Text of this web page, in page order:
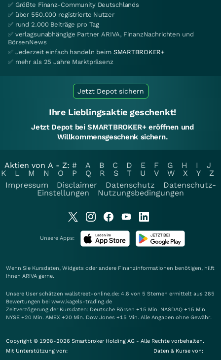
✅ Größte Finanz-Community Deutschlands
✅ über 550.000 registrierte Nutzer
✅ rund 2.000 Beiträge pro Tag
✅ verlagsunabhängige Partner ARIVA, FinanzNachrichten und
BörsenNews
✅ Jederzeit einfach handeln beim SMARTBROKER+
✅ mehr als 25 Jahre Marktpräsenz
Jetzt Depot sichern
Ihre Lieblingsaktie geschenkt!
Jetzt Depot bei SMARTBROKER+ eröffnen und
Willkommensgeschenk sichern.
Aktien von A - Z: # A B C D E F G H I
J
K
L M N O P Q R S T U V W X Y
Z
Impressum
Disclaimer Datenschutz
Datenschutz-
Einstellungen
Nutzungsbedingungen
Unsere Apps:
Wenn Sie Kursdaten, Widgets oder andere Finanzinformationen benötigen, hilft
Ihnen ARIVA gerne.
Unsere User schätzen wallstreet-online.de: 4.8 von 5 Sternen ermittelt aus 285
Bewertungen bei www.kagels-trading.de
Zeitverzögerung der Kursdaten: Deutsche Börsen +15 Min. NASDAQ +15 Min.
NYSE +20 Min. AMEX +20 Min. Dow Jones +15 Min. Alle Angaben ohne Gewähr.
Copyright © 1998-2026 Smartbroker Holding AG - Alle Rechte vorbehalten.
Mit Unterstützung von:
Daten & Kurse von: